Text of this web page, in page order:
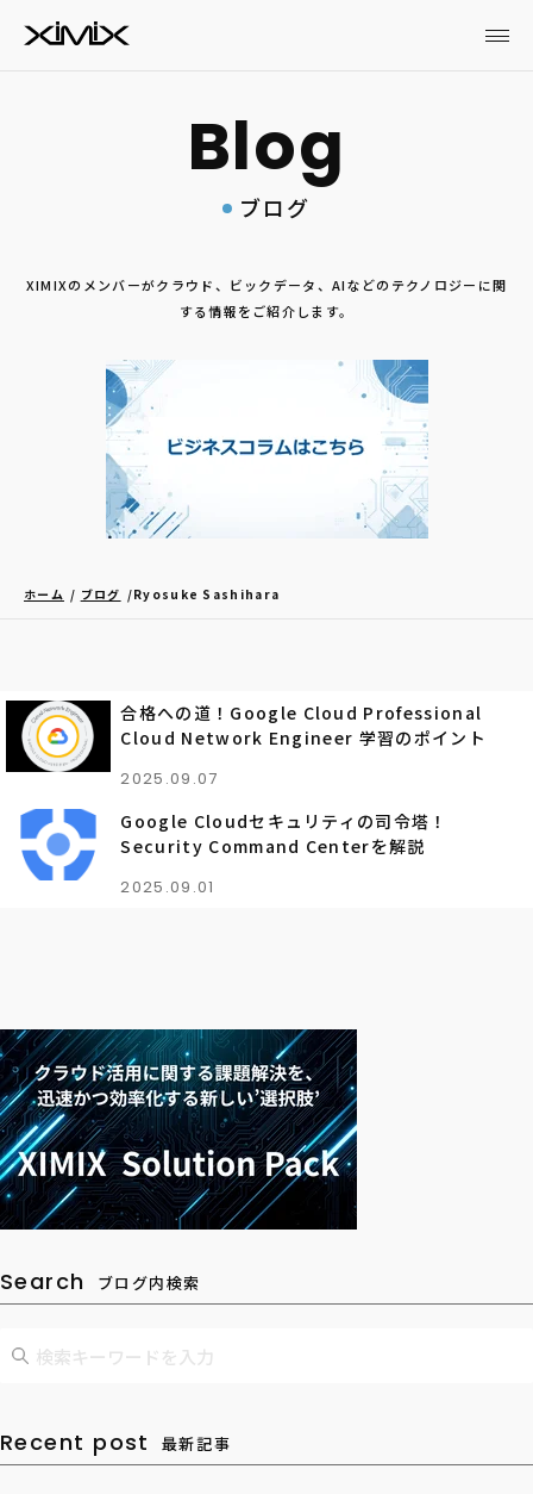
ブログ
XIMIXのメンバーがクラウド、ビックデータ、AIなどのテクノロジーに関
する情報をご紹介します。
ホーム ブログ Ryosuke Sashihara
合格への道！Google Cloud Professional
Cloud Network Engineer 学習のポイント
2025.09.07
Google Cloudセキュリティの司令塔！
Security Command Centerを解説
2025.09.01
Search ブログ内検索
Recent post 最新記事